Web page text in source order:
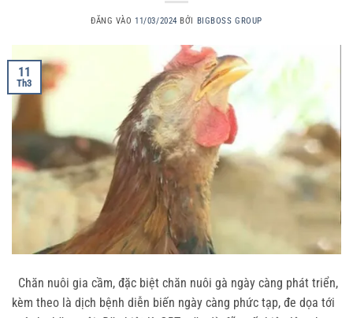
ĐĂNG VÀO11/03/2024 BỞI BIGBOSS GROUP
11
Th3
Chăn nuôi gia cầm, đặc biệt chăn nuôi gà ngày càng phát triển,
kèm theo là dịch bệnh diễn biến ngày càng phức tạp, đe dọa tới